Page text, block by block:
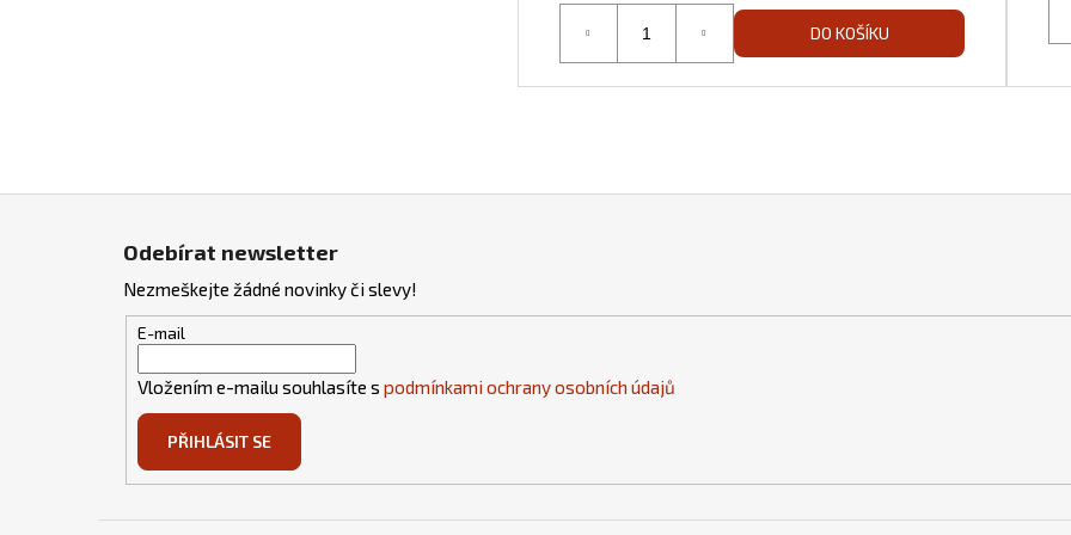
DO KOŠÍKU
Odebírat newsletter
Nezmeškejte žádné novinky či slevy!
E-mail
Vložením e-mailu souhlasíte s podmínkami ochrany osobních údajů
PŘIHLÁSIT SE